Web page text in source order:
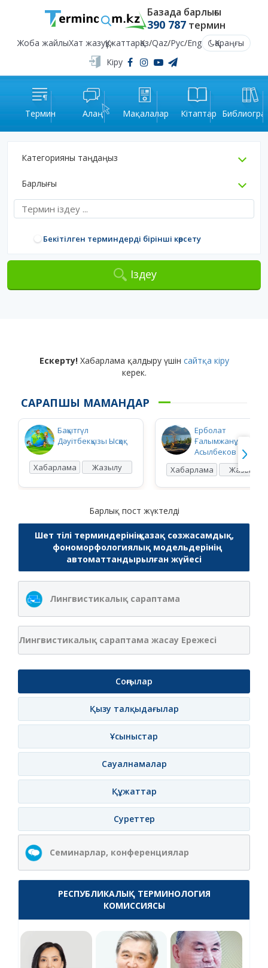
Базада барлығы
390 787термин
Жоба жайлыХат жазуҚұжаттарҚаз/Qaz/Рус/Eng
Қараңғы
Кіру
Термин Алаң Мақалалар Кітаптар
Категорияны таңдаңыз
Барлығы
Бекітілген терминдерді бірінші көрсету
Іздеу
Ескерту!Хабарлама қалдыру үшін сайтқа кіру
керек.
САРАПШЫ МАМАНДАР
Бақытгүл
Дәуітбекқызы Ысқақ
Хабарлама Жазылу
Ерболат
Ғалымжанұлы
Асылбеков
Хабарлама
Жазылу
Барлық пост жүктелді
Шет тілі терминдерінің қазақ сөзжасамдық,
фономорфологиялық модельдерінің
автоматтандырылған жүйесі
Лингвистикалық сараптама
Лингвистикалық сараптама жасау Ережесі
Соңғылар
Қызу талқыдағылар
Ұсыныстар
Сауалнамалар
Құжаттар
Суреттер
Семинарлар, конференциялар
РЕСПУБЛИКАЛЫҚ ТЕРМИНОЛОГИЯ
КОМИССИЯСЫ